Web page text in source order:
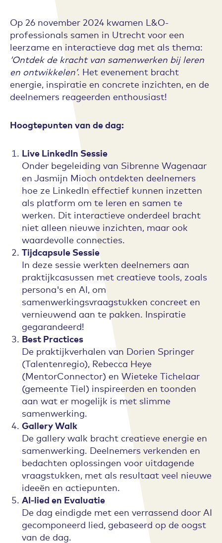
Op 26 november 2024 kwamen L&O-
professionals samen in Utrecht voor een
leerzame en interactieve dag met als thema:
‘Ontdek de kracht van samenwerken bij leren
en ontwikkelen’. Het evenement bracht
energie, inspiratie en concrete inzichten, en de
deelnemers reageerden enthousiast!
Hoogtepunten van de dag:
Live LinkedIn Sessie
Onder begeleiding van Sibrenne Wagenaar
en Jasmijn Mioch ontdekten deelnemers
hoe ze LinkedIn effectief kunnen inzetten
als platform om te leren en samen te
werken. Dit interactieve onderdeel bracht
niet alleen nieuwe inzichten, maar ook
waardevolle connecties.
Tijdcapsule Sessie
In deze sessie werkten deelnemers aan
praktijkcasussen met creatieve tools, zoals
persona's en AI, om
samenwerkingsvraagstukken concreet en
vernieuwend aan te pakken. Inspiratie
gegarandeerd!
Best Practices
De praktijkverhalen van Dorien Springer
(Talentenregio), Rebecca Heye
(MentorConnector) en Wieteke Tichelaar
(gemeente Tiel) inspireerden en toonden
aan wat er mogelijk is met slimme
samenwerking.
Gallery Walk
De gallery walk bracht creatieve energie en
samenwerking. Deelnemers verkenden en
bedachten oplossingen voor uitdagende
vraagstukken, met als resultaat veel nieuwe
ideeën en actiepunten.
AI-lied en Evaluatie
De dag eindigde met een verrassend door AI
gecomponeerd lied, gebaseerd op de oogst
van de dag.